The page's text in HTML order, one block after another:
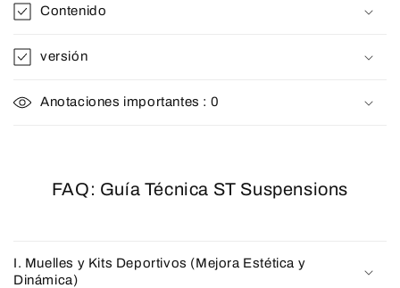
Contenido
versión
Anotaciones importantes : 0
FAQ: Guía Técnica ST Suspensions
I. Muelles y Kits Deportivos (Mejora Estética y
Dinámica)